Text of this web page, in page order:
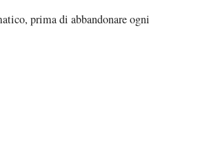
prima di abbandonare ogni